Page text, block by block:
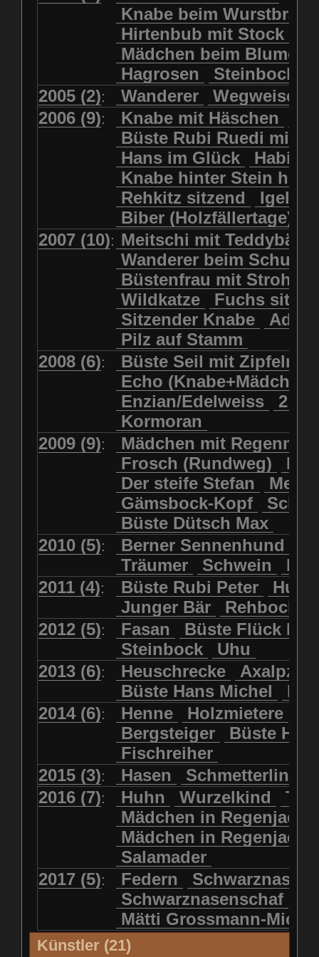
Mädchen beim Blumenpflücken
Mädchen in Regenjacke
Mädchen in Regenjacke und
Mädchen mit Regenmolch
Mädchen mit Schmetterling
Mätti Grossmann-Michel
Meitschi (Rundweg)
Meitschi mit Teddybär
Pilzfraueli Risetenmandli
Sitzender Knabe Tengeler
Wanderer
Wanderer beim Schuhbinden
Wegweiser Wilde Hilde
Wildhüter Wurzelkind
Luchs schreitend
Luchs sitzend Murmeltier
Murmeltiere Rehbockkopf
Rehkitz Rehkitz sitzend
Salamader Schmetterling
Schmetterlinge Schnecke
Schwarznasenschaf
Schwarznasenschaf mit Kalb
Steinbock
Steinbock Steinmarder
Uhu Uhu mit Jungen
Waschbär Wildkatze
Wolf Ziegenkopf
Knabe beim
Hirtenbub mit Stock
Mädchen beim
Hagrosen
Steinbock
2005 (2): Wanderer
Wegweiser
2006 (9): Knabe mit Häschen
Büste Rubi Ruedi mit
Hans im Glück
Knabe hinter Stein
Rehkitz sitzend
Igel
Biber (Holzfällertage)
2007 (10): Meitschi mit Teddybär
Wanderer beim
Büstenfrau mit Strohut
Wildkatze
Fuchs
Sitzender Knabe
Adler
Pilz auf Stamm
2008 (6):
Büste Seil mit
Echo
Enzian/Edelweiss
2
Kormoran
2009 (9):
Mädchen mit
Frosch (Rundweg)
Der steife Stefan
Gämsbock-Kopf
Büste Dütsch Max
2010 (5): Berner Sennenhund
Träumer
Schwein
2011 (4): Büste Rubi Peter
Junger Bär
2012 (5): Fasan
Büste Flück
Steinbock
Uhu
2013 (6): Heuschrecke
Büste Hans Michel
2014 (6): Henne Holzmietere
Bergsteiger
Büste HP
Fischreiher
2015 (3): Hasen Schmetterlinge
2016 (7): Huhn Wurzelkind
Mädchen in
Mädchen in Regenjacke
Salamader
2017 (5): Federn
Schwarznasenschaf
Mätti Grossmann-
Künstler (21)